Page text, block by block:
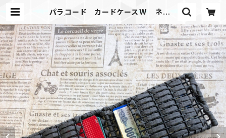
パラコード カードケースW ネット
rd